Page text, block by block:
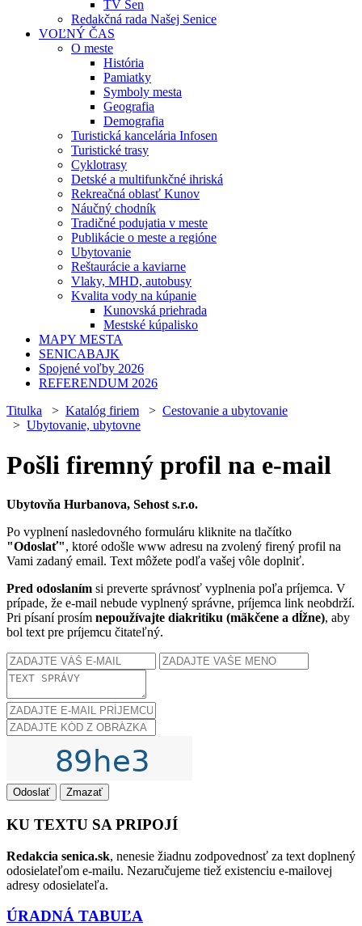
TV Sen
Redakčná rada Našej Senice
VOĽNÝ ČAS
O meste
História
Pamiatky
Symboly mesta
Geografia
Demografia
Turistická kancelária Infosen
Turistické trasy
Cyklotrasy
Detské a multifunkčné ihriská
Rekreačná oblasť Kunov
Náučný chodník
Tradičné podujatia v meste
Publikácie o meste a regióne
Ubytovanie
Reštaurácie a kaviarne
Vlaky, MHD, autobusy
Kvalita vody na kúpanie
Kunovská priehrada
Mestské kúpalisko
MAPY MESTA
SENICABAJK
Spojené voľby 2026
REFERENDUM 2026
Titulka > Katalóg firiem > Cestovanie a ubytovanie
> Ubytovanie, ubytovne
Pošli firemný profil na e-mail
Ubytovňa Hurbanova, Sehost s.r.o.
Po vyplnení nasledovného formuláru kliknite na tlačítko
"Odoslať", ktoré odošle www adresu na zvolený firený profil na
Vami zadaný email. Text môžete podľa vašej vôle doplniť.
Pred odoslaním si preverte správnosť vyplnenia poľa príjemca. V
prípade, že e-mail nebude vyplnený správne, príjemca link neobdrží.
Pri písaní prosím nepoužívajte diakritiku (mäkčene a dĺžne), aby
bol text pre príjemcu čitateľný.
Odoslať Zmazať
KU TEXTU SA PRIPOJÍ
Redakcia senica.sk, nenesie žiadnu zodpovednosť za text doplnený
odosielateľom e-mailu. Nezaručujeme tiež existenciu e-mailovej
adresy odosielateľa.
ÚRADNÁ TABUĽA